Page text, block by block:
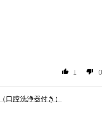
1 0
口腔洗浄器付き）